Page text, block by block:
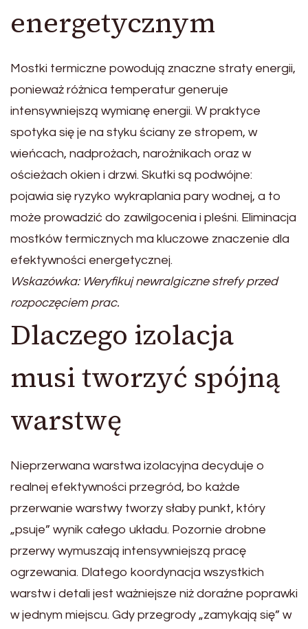
energetycznym
Mostki termiczne powodują znaczne straty energii,
ponieważ różnica temperatur generuje
intensywniejszą wymianę energii. W praktyce
spotyka się je na styku ściany ze stropem, w
wieńcach, nadprożach, narożnikach oraz w
ościeżach okien i drzwi. Skutki są podwójne:
pojawia się ryzyko wykraplania pary wodnej, a to
może prowadzić do zawilgocenia i pleśni. Eliminacja
mostków termicznych ma kluczowe znaczenie dla
efektywności energetycznej.
Wskazówka: Weryfikuj newralgiczne strefy przed
rozpoczęciem prac.
Dlaczego izolacja
musi tworzyć spójną
warstwę
Nieprzerwana warstwa izolacyjna decyduje o
realnej efektywności przegród, bo każde
przerwanie warstwy tworzy słaby punkt, który
„psuje” wynik całego układu. Pozornie drobne
przerwy wymuszają intensywniejszą pracę
ogrzewania. Dlatego koordynacja wszystkich
warstw i detali jest ważniejsze niż doraźne poprawki
w jednym miejscu. Gdy przegrody „zamykają się” w